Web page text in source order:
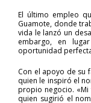
El último empleo
Guamote, donde
vida le lanzó un
embargo, en
oportunidad
Con el apoyo de su
quien le inspiró el
propio negocio.
quien sugirió el